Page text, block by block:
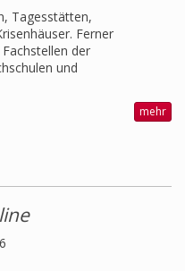
Tagesstätten,
Ferner
der
und
mehr